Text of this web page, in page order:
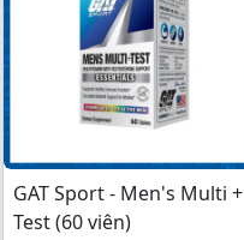
GAT Sport - Men's Multi +
Test (60 viên)